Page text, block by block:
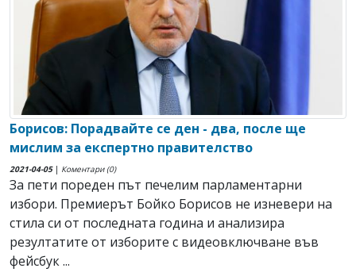
Борисов: Порадвайте се ден - два, после ще
мислим за експертно правителство
2021-04-05| Коментари (0)
За пети пореден път печелим парламентарни
избори. Премиерът Бойко Борисов не изневери на
стила си от последната година и анализира
резултатите от изборите с видеовключване във
фейсбук ...